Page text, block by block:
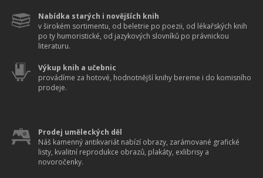
Nabídka starých i novějších knih
v širokém sortimentu, od beletrie po poezii, od lékařských knih
po ty humoristické, od jazykových slovníků po právnickou
literaturu.
Výkup knih a učebnic
provádíme za hotové, hodnotnější knihy bereme i do komisního
prodeje.
Prodej uměleckých děl
Náš kamenný antikvariát nabízí obrazy, zarámované grafické
listy, kvalitní reprodukce obrazů, plakáty, exlibrisy a
novoročenky.